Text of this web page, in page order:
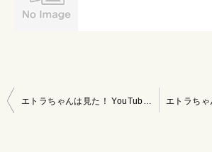
投
エトラちゃんは見た！ YouTubeマンガ 2022/11/13～11/19